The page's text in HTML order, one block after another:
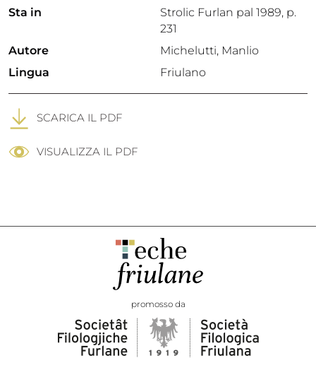
Sta in Strolic Furlan pal 1989, p.
231
Autore
Michelutti, Manlio
Lingua
Friulano
SCARICA IL PDF
VISUALIZZA IL PDF
promosso da